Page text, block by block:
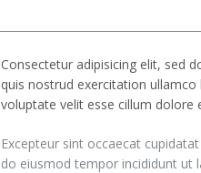
Consectetur adipisicing elit, sed
quis nostrud exercitation
voluptate velit esse cillum dolore
Excepteur sint occaecat
do eiusmod tempor incididunt ut